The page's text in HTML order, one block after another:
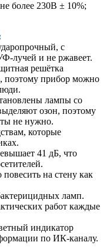
более 230В ± 10%;
с
лучей и не ржавеет.
решётка
поэтому прибор можно
лампы со
озон, поэтому
не нужно.
которые
41 дБ, что
на стену как
ламп.
работ каждые
индикатор
по ИК-каналу.